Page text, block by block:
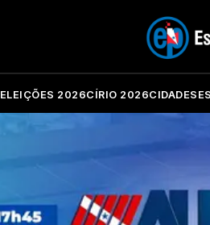
ELEIÇÕES 2026CÍRIO 2026CIDADES